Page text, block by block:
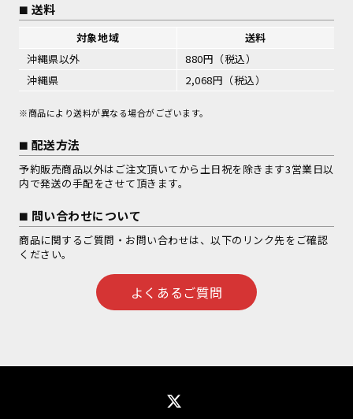
送料
対象地域
送料
沖縄県以外
880円（税込）
沖縄県
2,068円（税込）
※商品により送料が異なる場合がございます。
配送方法
予約販売商品以外はご注文頂いてから土日祝を除きます3営業日以
内で発送の手配をさせて頂きます。
問い合わせについて
商品に関するご質問・お問い合わせは、以下のリンク先をご確認
ください。
よくあるご質問